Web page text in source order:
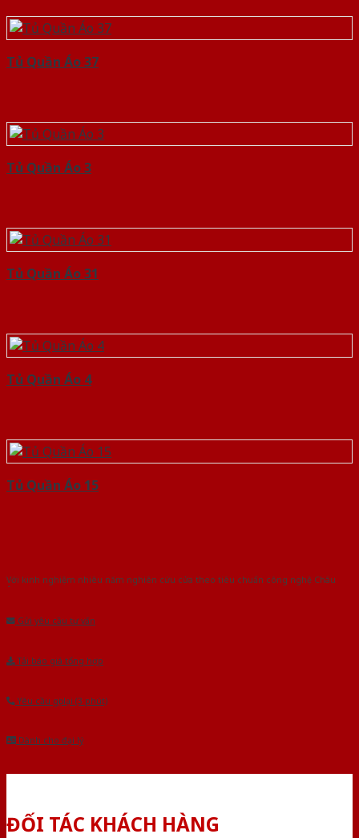
Tủ Quần Áo 37
Tủ Quần Áo 3
Tủ Quần Áo 31
Tủ Quần Áo 4
Tủ Quần Áo 15
Với kinh nghiệm nhiêu năm nghiên cứu cửa theo tiêu chuẩn công nghệ Châu
Gửi yêu cầu tư vấn
Tải báo giá tổng hợp
Yêu cầu gọi lại (3 phút)
Dành cho đại lý
ĐỐI TÁC KHÁCH HÀNG